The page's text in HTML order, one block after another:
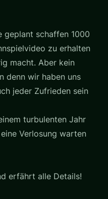
geplant schaffen 1000
zu erhalten
macht. Aber kein
denn wir haben uns
jeder Zufrieden sein
turbulenten Jahr
Verlosung warten
erfährt alle Details!